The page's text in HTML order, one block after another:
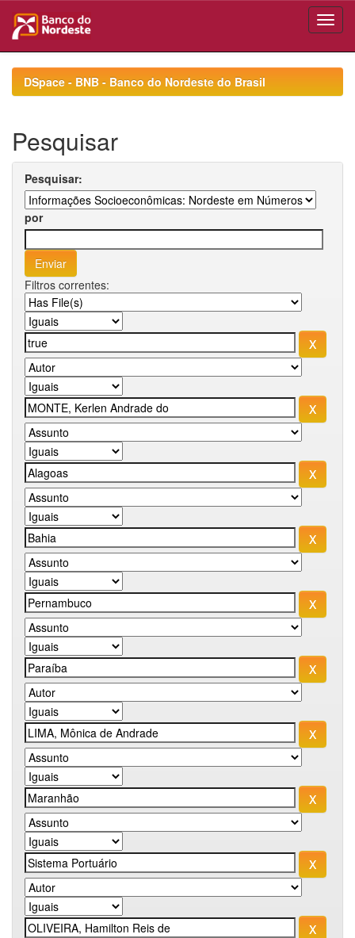
navigationDSpace - BNB - Banco do Nordeste do Brasil
Pesquisar
Pesquisar:
por
Filtros correntes: